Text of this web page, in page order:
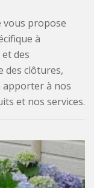
propose
à
des
des clôtures,
apporter à nos
et nos services.